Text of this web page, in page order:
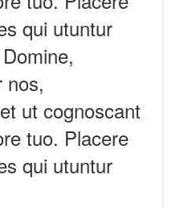
qui utuntur
nos,
ut cognoscant
tuo. Placere
qui utuntur